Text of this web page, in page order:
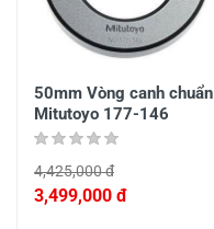
50mm Vòng canh chuẩn
Mitutoyo 177-146
4,425,000 đ
3,499,000 đ